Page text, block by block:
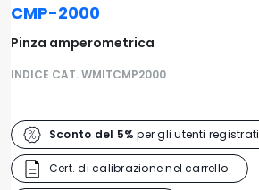
CMP-2000
Pinza amperometrica
INDICE CAT. WMITCMP2000
Sconto del 5% per gli utenti registrati
Cert. di calibrazione nel carrello